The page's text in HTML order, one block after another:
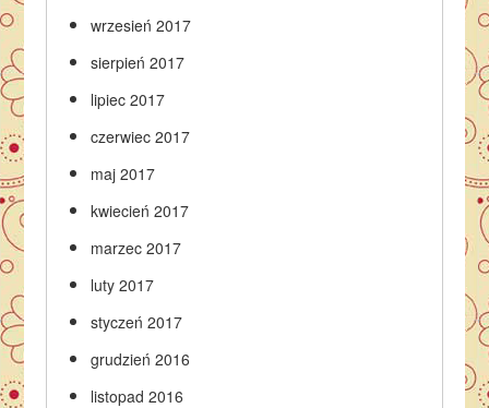
wrzesień 2017
sierpień 2017
lipiec 2017
czerwiec 2017
maj 2017
kwiecień 2017
marzec 2017
luty 2017
styczeń 2017
grudzień 2016
listopad 2016